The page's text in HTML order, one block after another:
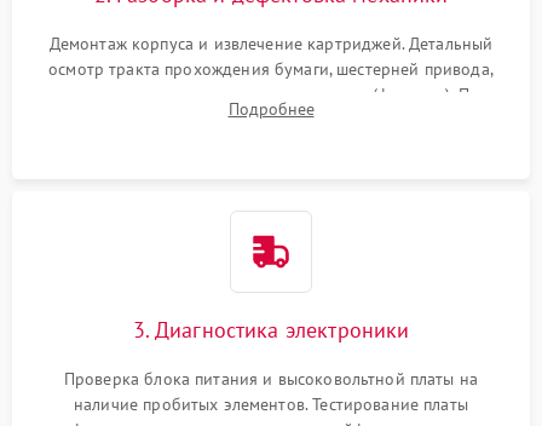
Демонтаж корпуса и извлечение картриджей. Детальный
осмотр тракта прохождения бумаги, шестерней привода,
роликов захвата и узла термозакрепления (фьюзера). Поиск
физического износа и повреждений деталей.
Подробнее
3. Диагностика электроники
Проверка блока питания и высоковольтной платы на
наличие пробитых элементов. Тестирование платы